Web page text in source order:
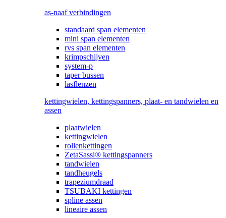
as-naaf verbindingen
standaard span elementen
mini span elementen
rvs span elementen
krimpschijven
system-p
taper bussen
lasflenzen
kettingwielen, kettingspanners, plaat- en tandwielen en
assen
plaatwielen
kettingwielen
rollenkettingen
ZetaSassi® kettingspanners
tandwielen
tandheugels
trapeziumdraad
TSUBAKI kettingen
spline assen
lineaire assen